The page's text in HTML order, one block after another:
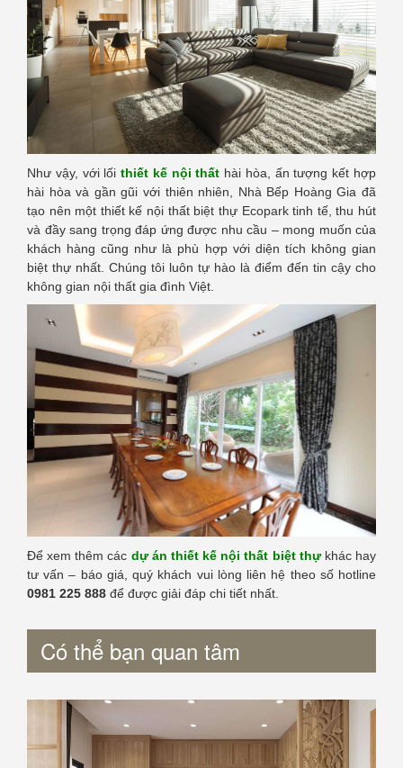
Như vậy, với lốithiết kế nội thất hài hòa, ấn tượng kết hợp
hài hòa và gần gũi với thiên nhiên, Nhà Bếp Hoàng Gia đã
tạo nên một thiết kế nội thất biệt thự Ecopark tinh tế, thu hút
và đầy sang trọng đáp ứng được nhu cầu – mong muốn của
khách hàng cũng như là phù hợp với diện tích không gian
biệt thự nhất. Chúng tôi luôn tự hào là điểm đến tin cậy cho
không gian nội thất gia đình Việt.
Để xem thêm các dự án thiết kế nội thất biệt thựkhác hay
tư vấn – báo giá, quý khách vui lòng liên hệ theo số hotline
0981 225 888 để được giải đáp chi tiết nhất.
Có thể bạn quan tâm